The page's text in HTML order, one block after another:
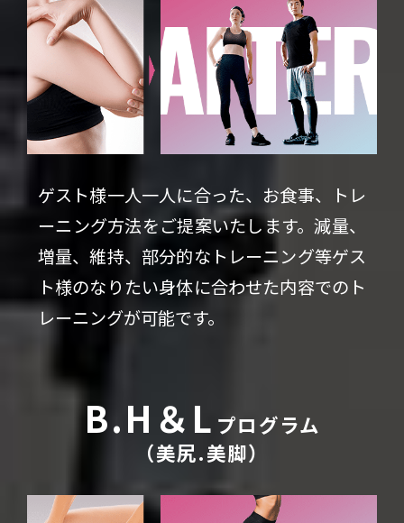
ゲスト様一人一人に合った、お食事、トレ
ーニング方法をご提案いたします。減量、
増量、維持、部分的なトレーニング等ゲス
ト様のなりたい身体に合わせた内容でのト
レーニングが可能です。
B.H＆L プログラム
（美尻.美脚）